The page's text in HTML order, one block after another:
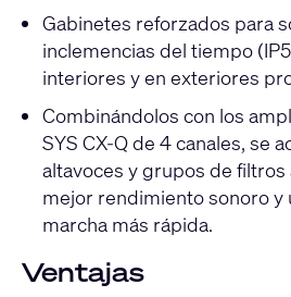
Gabinetes reforzados para
inclemencias del tiempo
interiores y en exteriores
Combinándolos con los
SYS CX-Q de 4 canales, se
altavoces y grupos de filtros
mejor rendimiento sonoro y
marcha más rápida.
Ventajas